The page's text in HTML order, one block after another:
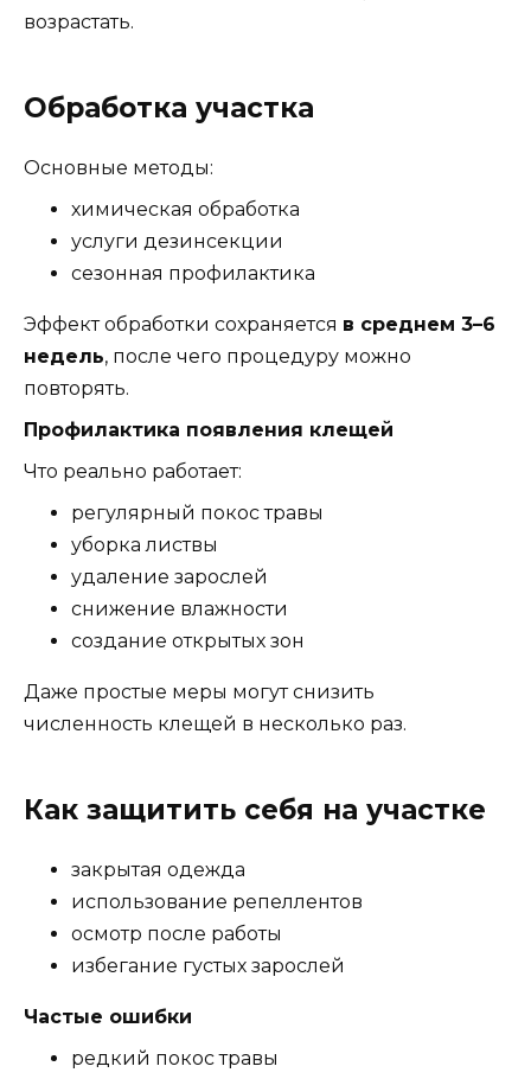
возрастать.
Обработка участка
Основные методы:
химическая обработка
услуги дезинсекции
сезонная профилактика
Эффект обработки сохраняется в среднем 3–6
недель, после чего процедуру можно
повторять.
Профилактика появления клещей
Что реально работает:
регулярный покос травы
уборка листвы
удаление зарослей
снижение влажности
создание открытых зон
Даже простые меры могут снизить
численность клещей в несколько раз.
Как защитить себя на участке
закрытая одежда
использование репеллентов
осмотр после работы
избегание густых зарослей
Частые ошибки
редкий покос травы